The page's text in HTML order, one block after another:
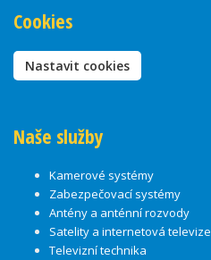
Cookies
Nastavit cookies
Naše služby
Kamerové systémy
Zabezpečovací systémy
Antény a anténní rozvody
Satelity a internetová televize
Televizní technika